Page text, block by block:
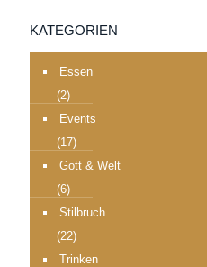
KATEGORIEN
Essen
(2)
Events
(17)
Gott & Welt
(6)
Stilbruch
(22)
Trinken